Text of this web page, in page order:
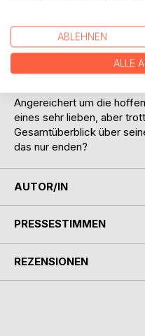
Thomas Bahr und ein
spannendes Leben in der
Soundtrack seines
Knien“ ist zu 100%
Angereichert um die
eines sehr lieben, aber
Gesamtüberblick über
das nur enden?
AUTOR/IN
PRESSESTIMMEN
REZENSIONEN
ABLEHNEN
ALLE